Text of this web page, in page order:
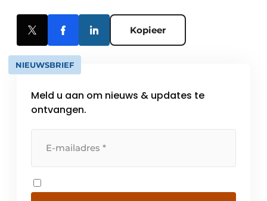
Kopieer
NIEUWSBRIEF
Meld u aan om nieuws & updates te
ontvangen.